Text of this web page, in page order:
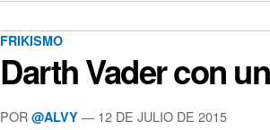
FRIKISMO
Darth Vader con
POR @ALVY —12 DE JULIO DE 2015